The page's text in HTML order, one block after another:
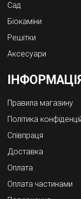
Cад
Біокаміни
Решітки
Аксесуари
Правила магазину
Політика
Співпраця
Доставка
Оплата
Оплата частинами